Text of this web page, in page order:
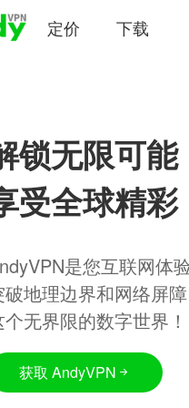
定价 下载
锁无限可能
受全球精彩
是您互联网体
破地理边界和网络屏
无界限的数字世界！
获取 AndyVPN